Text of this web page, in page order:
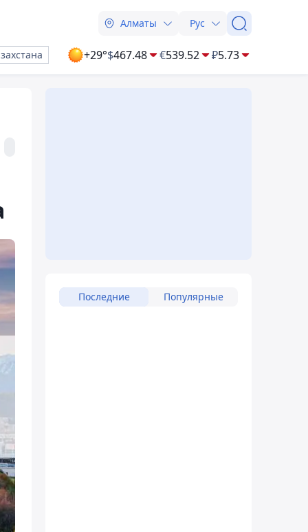
Алматы Рус
+29°$467.48 €539.52 ₽5.73
Последние Популярные